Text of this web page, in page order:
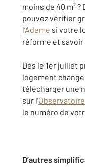
moins de 40 m²
pouvez vérifier
l’Ademe si votre
réforme et savoir
Dès le 1er juillet
logement
télécharger une
sur l’
le numéro de
D’autres